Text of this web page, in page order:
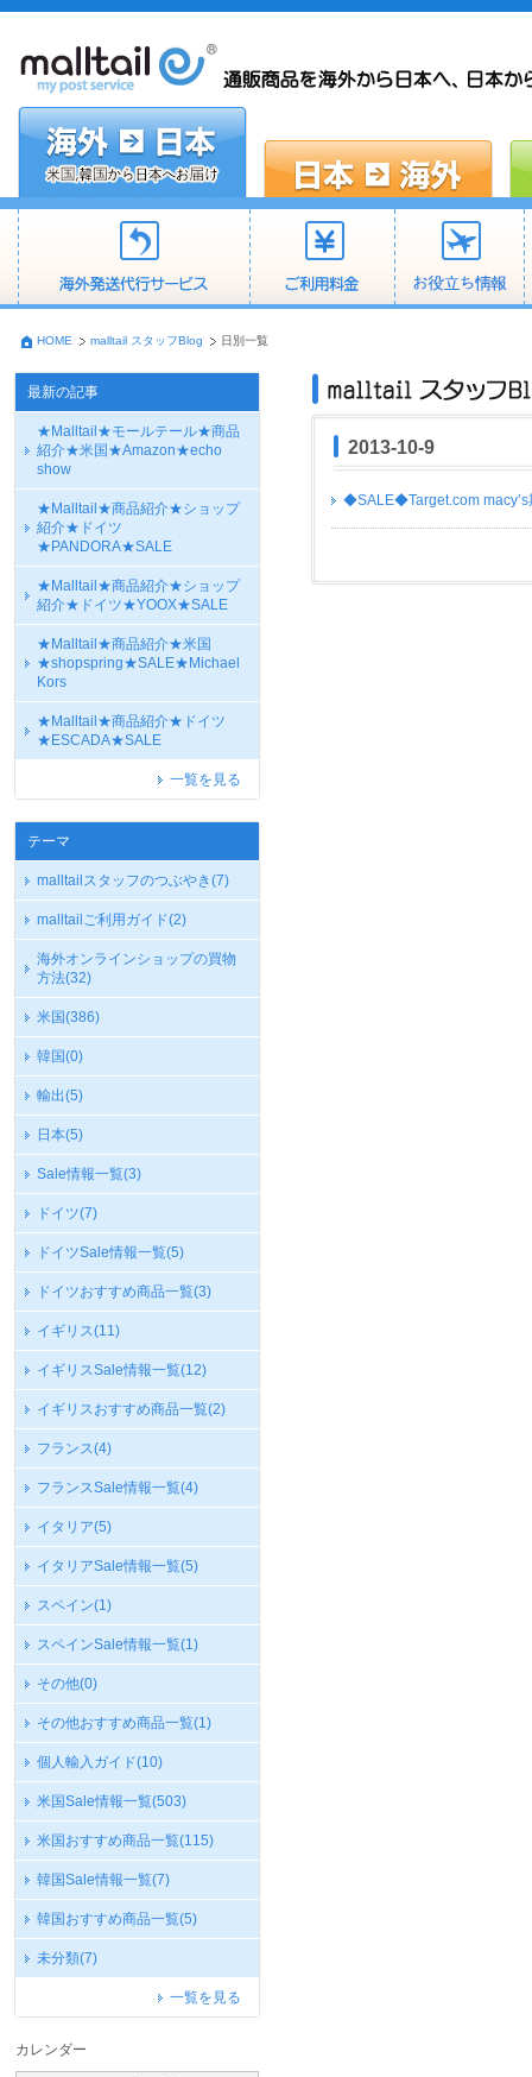
HOME malltail スタッフBlog 日別一覧
最新の記事
★Malltail★モールテール★商品
紹介★米国★Amazon★echo
show
★Malltail★商品紹介★ショップ
紹介★ドイツ
★PANDORA★SALE
★Malltail★商品紹介★ショップ
紹介★ドイツ★YOOX★SALE
★Malltail★商品紹介★米国
★shopspring★SALE★Michael
Kors
★Malltail★商品紹介★ドイツ
★ESCADA★SALE
一覧を見る
テーマ
malltailスタッフのつぶやき(7)
malltailご利用ガイド(2)
海外オンラインショップの買物
方法(32)
米国(386)
韓国(0)
輸出(5)
日本(5)
Sale情報一覧(3)
ドイツ(7)
ドイツSale情報一覧(5)
ドイツおすすめ商品一覧(3)
イギリス(11)
イギリスSale情報一覧(12)
イギリスおすすめ商品一覧(2)
フランス(4)
フランスSale情報一覧(4)
イタリア(5)
イタリアSale情報一覧(5)
スペイン(1)
スペインSale情報一覧(1)
その他(0)
その他おすすめ商品一覧(1)
個人輸入ガイド(10)
米国Sale情報一覧(503)
米国おすすめ商品一覧(115)
韓国Sale情報一覧(7)
韓国おすすめ商品一覧(5)
未分類(7)
一覧を見る
カレンダー
2013-10-9
◆SALE◆Target.com macy’s